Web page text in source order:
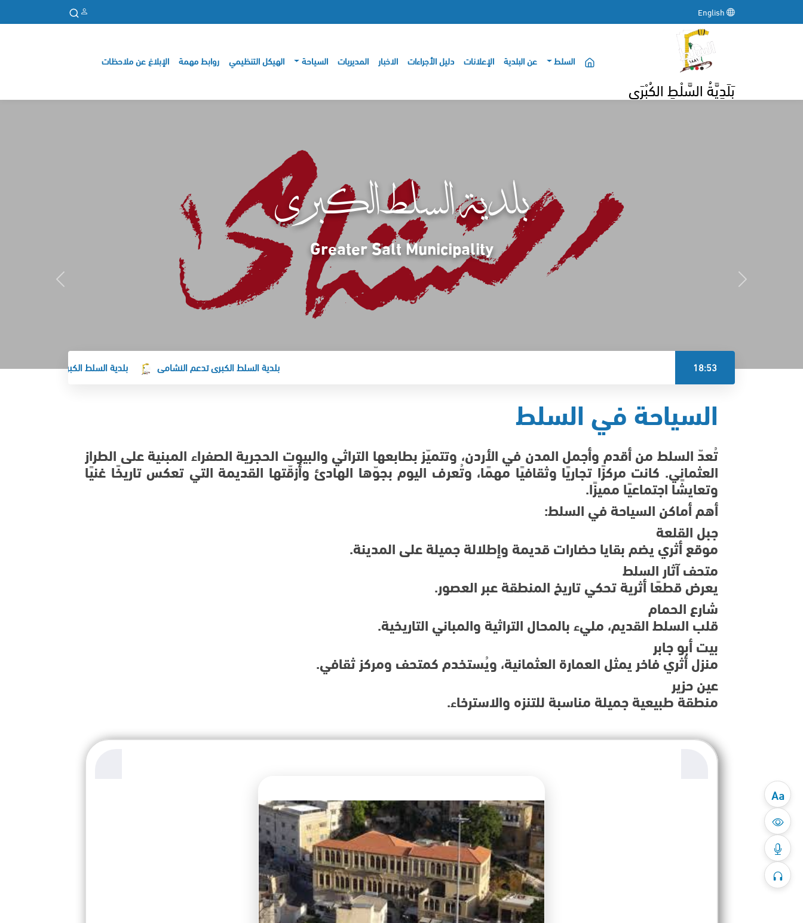
بَلَدِيَّةُ السَّلْطِ الكُبْرَى
السلط عن البلدية الإعلانات دليل الأجراءات الاخبار المديريات السياحة الهيكل التنظيمي روابط مهمة الإبلاغ عن ملاحظات
Aa
بلدية السلط الكبرى
Greater Salt Municipality
18:53 بلدية السلط الكبرى تدعم النشامى بلدية السلط الكبرى تهنئ جلالة الملك
السياحة في السلط
تُعدّ السلط من أقدم وأجمل المدن في الأردن، وتتميّز بطابعها التراثي والبيوت الحجرية الصفراء المبنية على الطراز
العثماني. كانت مركزًا تجاريًا وثقافيًا مهمًا، وتُعرف اليوم بجوّها الهادئ وأزقّتها القديمة التي تعكس تاريخًا غنيًا
وتعايشًا اجتماعيًا مميزًا.
أهم أماكن السياحة في السلط:
جبل القلعة
موقع أثري يضم بقايا حضارات قديمة وإطلالة جميلة على المدينة.
متحف آثار السلط
يعرض قطعًا أثرية تحكي تاريخ المنطقة عبر العصور.
شارع الحمام
قلب السلط القديم، مليء بالمحال التراثية والمباني التاريخية.
بيت أبو جابر
منزل أثري فاخر يمثل العمارة العثمانية، ويُستخدم كمتحف ومركز ثقافي.
عين حزير
منطقة طبيعية جميلة مناسبة للتنزه والاسترخاء.